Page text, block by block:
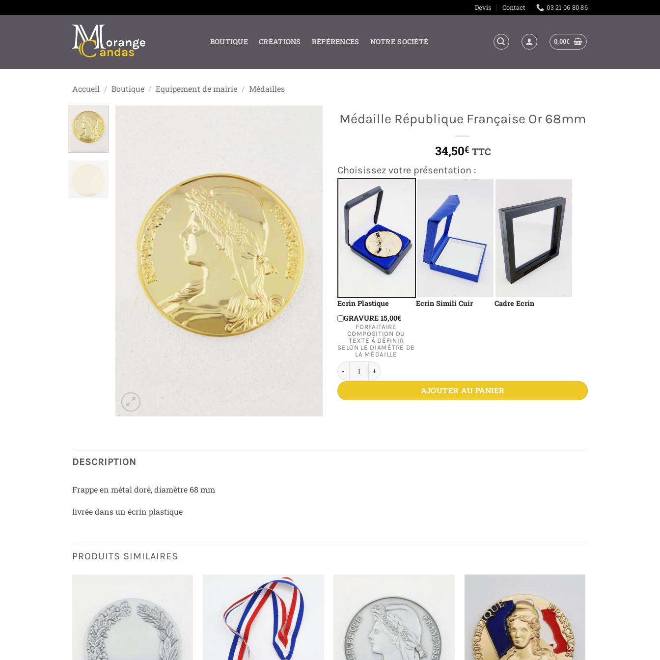
au
Devis Contact 03 21 06 80 86
BOUTIQUE CRÉATIONS RÉFÉRENCES NOTRE SOCIÉTÉ 0,00€
Accueil / Boutique / Equipement de mairie / Médailles
Médaille République Française Or 68mm
34,50€ TTC
Choisissez votre présentation :
Ecrin Plastique Ecrin Simili Cuir Cadre Ecrin
FORFAITAIRE
COMPOSITION DU
TEXTE À DÉFINIR
SELON LE DIAMÈTRE DE
LA MÉDAILLE
GRAVURE 15,00€
quantité de Médaille République Française Or 68mm
AJOUTER AU PANIER
DESCRIPTION
Frappe en métal doré, diamètre 68 mm
livrée dans un écrin plastique
PRODUITS SIMILAIRES